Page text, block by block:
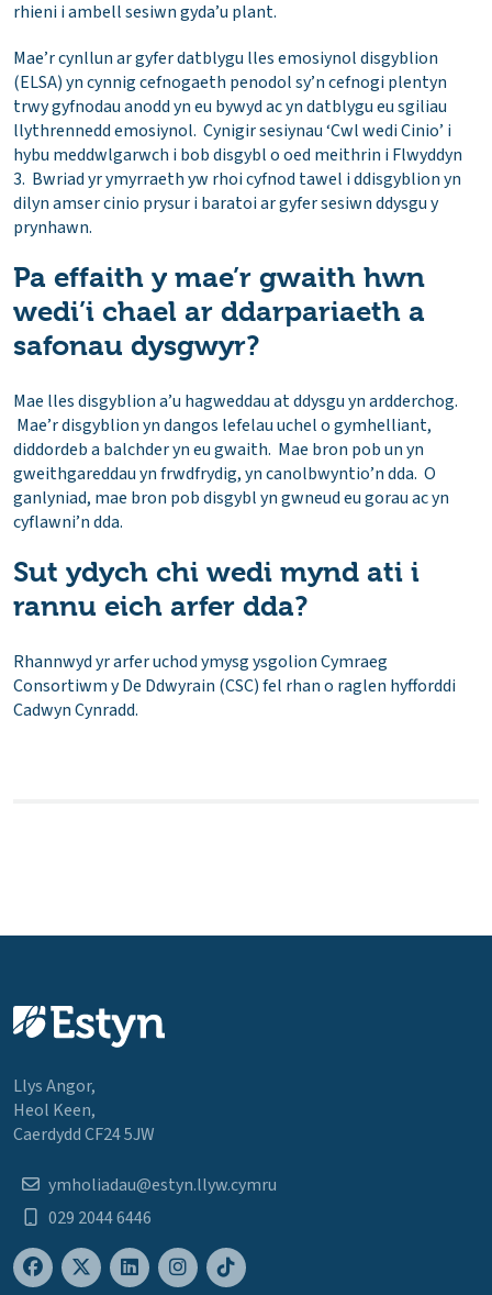
rhieni i ambell sesiwn gyda’u plant.
Mae’r cynllun ar gyfer datblygu lles emosiynol disgyblion
(ELSA) yn cynnig cefnogaeth penodol sy’n cefnogi plentyn
trwy gyfnodau anodd yn eu bywyd ac yn datblygu eu sgiliau
llythrennedd emosiynol. Cynigir sesiynau ‘Cwl wedi Cinio’ i
hybu meddwlgarwch i bob disgybl o oed meithrin i Flwyddyn
3. Bwriad yr ymyrraeth yw rhoi cyfnod tawel i ddisgyblion yn
dilyn amser cinio prysur i baratoi ar gyfer sesiwn ddysgu y
prynhawn.
Pa effaith y mae’r gwaith hwn
wedi’i chael ar ddarpariaeth a
safonau dysgwyr?
Mae lles disgyblion a’u hagweddau at ddysgu yn ardderchog.
Mae’r disgyblion yn dangos lefelau uchel o gymhelliant,
diddordeb a balchder yn eu gwaith. Mae bron pob un yn
gweithgareddau yn frwdfrydig, yn canolbwyntio’n dda. O
ganlyniad, mae bron pob disgybl yn gwneud eu gorau ac yn
cyflawni’n dda.
Sut ydych chi wedi mynd ati i
rannu eich arfer dda?
Rhannwyd yr arfer uchod ymysg ysgolion Cymraeg
Consortiwm y De Ddwyrain (CSC) fel rhan o raglen hyfforddi
Cadwyn Cynradd.
Llys Angor,
Heol Keen,
Caerdydd CF24 5JW
ymholiadau@estyn.llyw.cymru
029 2044 6446